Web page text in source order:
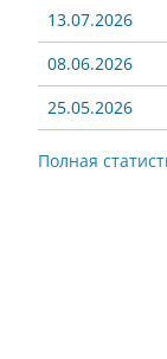
13.07.2026
08.06.2026
25.05.2026
Полная